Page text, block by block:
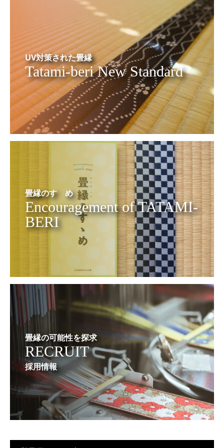
UV対策された畳縁
Tatami-beri New Standard
畳縁のすゝめ
Encouragement of TATAMI-
BERI
畳縁の可能性を探求
RECRUIT
採用情報